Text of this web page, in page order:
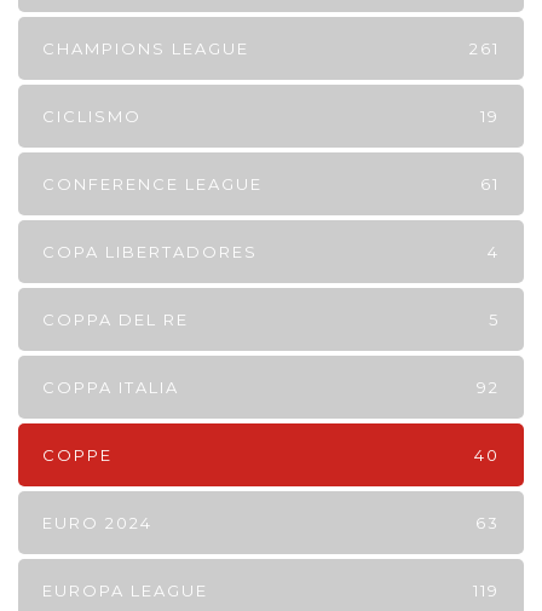
CHAMPIONS LEAGUE 261
CICLISMO 19
CONFERENCE LEAGUE 61
COPA LIBERTADORES 4
COPPA DEL RE 5
COPPA ITALIA 92
COPPE 40
EURO 2024 63
EUROPA LEAGUE 119